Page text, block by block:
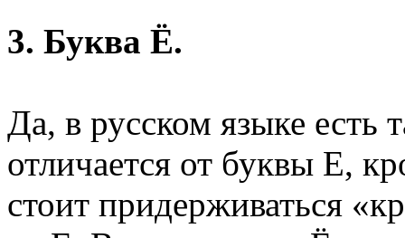
3. Буква Ё.
Да, в русском языке есть
отличается от буквы Е,
стоит придерживаться